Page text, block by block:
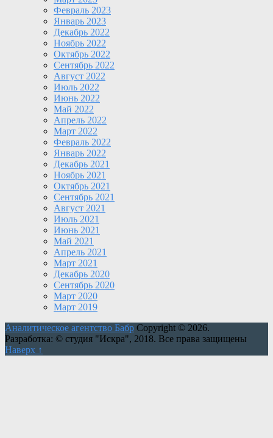
Февраль 2023
Январь 2023
Декабрь 2022
Ноябрь 2022
Октябрь 2022
Сентябрь 2022
Август 2022
Июль 2022
Июнь 2022
Май 2022
Апрель 2022
Март 2022
Февраль 2022
Январь 2022
Декабрь 2021
Ноябрь 2021
Октябрь 2021
Сентябрь 2021
Август 2021
Июль 2021
Июнь 2021
Май 2021
Апрель 2021
Март 2021
Декабрь 2020
Сентябрь 2020
Март 2020
Март 2019
Аналитическое агентство Бабр Copyright © 2026.
Разработка: © студия "Искра", 2018. Все права защищены
Наверх ↑